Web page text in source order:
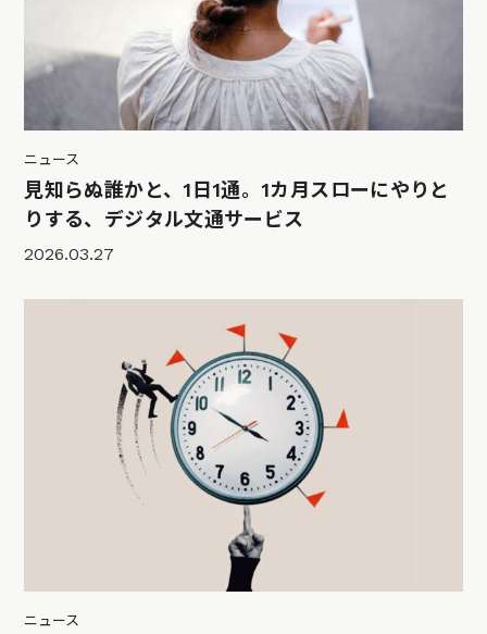
ニュース
見知らぬ誰かと、1日1通。1カ月スローにやりと
りする、デジタル文通サービス
2026.03.27
ニュース